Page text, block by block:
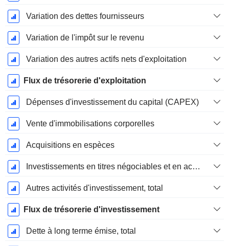
Variation des dettes fournisseurs
Variation de l'impôt sur le revenu
Variation des autres actifs nets d'exploitation
Flux de trésorerie d'exploitation
Dépenses d'investissement du capital (CAPEX)
Vente d'immobilisations corporelles
Acquisitions en espèces
Investissements en titres négociables et en actions, total
Autres activités d'investissement, total
Flux de trésorerie d'investissement
Dette à long terme émise, total